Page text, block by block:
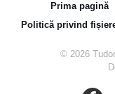
Prima pagină
Politică privind
© 2026